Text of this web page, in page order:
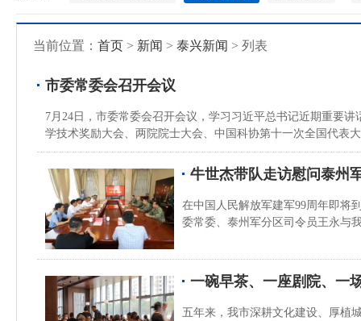
当前位置： 首页 > 新闻 > 泰兴新闻 > 列表
市委常委会召开会议
7月24日，市委常委会召开会议，学习习近平总书记近期重要
学技术奖励大会、两院院士大会、中国科协第十一次全国代表
牛世杰带队走访慰问泰州
在中国人民解放军建军99周年即将
委常委、泰州军分区司令员王永与
一碗早茶、一座剧院、一
五年来，我市深耕文化建设、厚植